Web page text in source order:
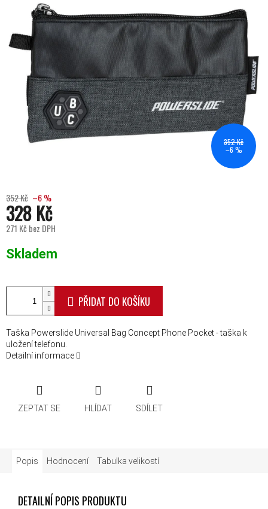
352 Kč
–6 %
352 Kč –6 %
328 Kč
271 Kč bez DPH
Skladem
PŘIDAT DO KOŠÍKU
Taška Powerslide Universal Bag Concept Phone Pocket - taška k
uložení telefonu.
Detailní informace
ZEPTAT SE HLÍDAT SDÍLET
Popis Hodnocení Tabulka velikostí
DETAILNÍ POPIS PRODUKTU